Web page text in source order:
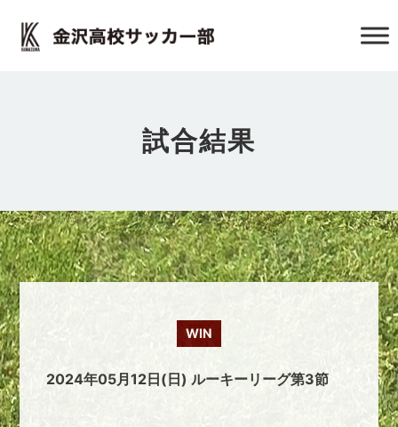
試合結果
WIN
2024年05月12日(日) ルーキーリーグ第3節